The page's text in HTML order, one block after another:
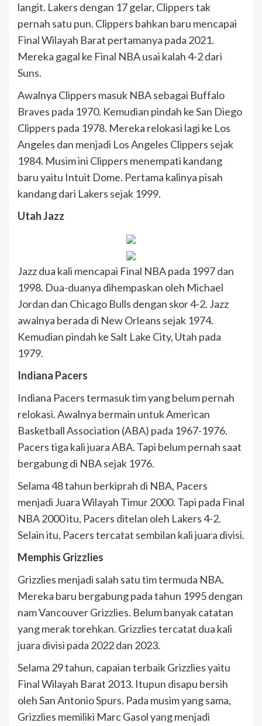
langit. Lakers dengan 17 gelar, Clippers tak
pernah satu pun. Clippers bahkan baru mencapai
Final Wilayah Barat pertamanya pada 2021.
Mereka gagal ke Final NBA usai kalah 4-2 dari
Suns.
Awalnya Clippers masuk NBA sebagai Buffalo
Braves pada 1970. Kemudian pindah ke San Diego
Clippers pada 1978. Mereka relokasi lagi ke Los
Angeles dan menjadi Los Angeles Clippers sejak
1984. Musim ini Clippers menempati kandang
baru yaitu Intuit Dome. Pertama kalinya pisah
kandang dari Lakers sejak 1999.
Utah Jazz
Jazz dua kali mencapai Final NBA pada 1997 dan
1998. Dua-duanya dihempaskan oleh Michael
Jordan dan Chicago Bulls dengan skor 4-2. Jazz
awalnya berada di New Orleans sejak 1974.
Kemudian pindah ke Salt Lake City, Utah pada
1979.
Indiana Pacers
Indiana Pacers termasuk tim yang belum pernah
relokasi. Awalnya bermain untuk American
Basketball Association (ABA) pada 1967-1976.
Pacers tiga kali juara ABA. Tapi belum pernah saat
bergabung di NBA sejak 1976.
Selama 48 tahun berkiprah di NBA, Pacers
menjadi Juara Wilayah Timur 2000. Tapi pada Final
NBA 2000 itu, Pacers ditelan oleh Lakers 4-2.
Selain itu, Pacers tercatat sembilan kali juara divisi.
Memphis Grizzlies
Grizzlies menjadi salah satu tim termuda NBA.
Mereka baru bergabung pada tahun 1995 dengan
nam Vancouver Grizzlies. Belum banyak catatan
yang merak torehkan. Grizzlies tercatat dua kali
juara divisi pada 2022 dan 2023.
Selama 29 tahun, capaian terbaik Grizzlies yaitu
Final Wilayah Barat 2013. Itupun disapu bersih
oleh San Antonio Spurs. Pada musim yang sama,
Grizzlies memiliki Marc Gasol yang menjadi